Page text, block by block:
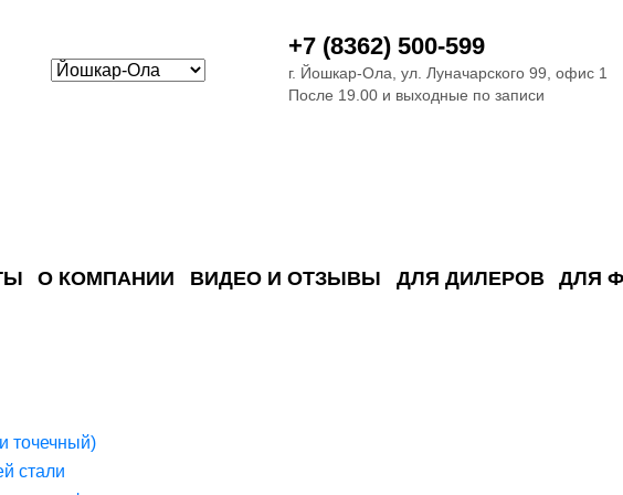
+7 (8362) 500-599
г. Йошкар-Ола, ул. Луначарского 99, офис 1
После 19.00 и выходные по записи
О КОМПАНИИ ВИДЕО И ОТЗЫВЫ ДЛЯ ДИЛЕРОВ ДЛЯ
точечный)
стали